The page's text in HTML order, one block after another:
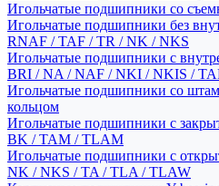
Игольчатые подшипники со
Игольчатые подшипники без
RNAF / TAF / TR / NK / NKS
Игольчатые подшипники с
BRI / NA / NAF / NKI / NKIS /
Игольчатые подшипники со
кольцом
Игольчатые подшипники с
BK / TAM / TLAM
Игольчатые подшипники с
NK / NKS / TA / TLA / TLAW